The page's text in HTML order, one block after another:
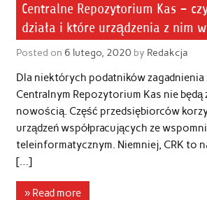
Centralne Repozytorium Kas –
działa i które urządzenia z nim
Posted on 6 lutego, 2020by Redakcja
Dla niektórych podatników zagadnienia
Centralnym Repozytorium Kas nie będą
nowością. Część przedsiębiorców
urządzeń współpracujących ze
teleinformatycznym. Niemniej, CRK to
[…]
» Read more